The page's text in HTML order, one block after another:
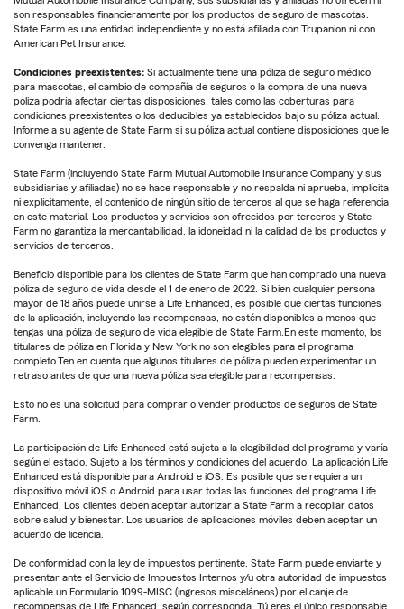
son responsables financieramente por los productos de seguro de mascotas.
State Farm es una entidad independiente y no está afiliada con Trupanion ni con
American Pet Insurance.
Condiciones preexistentes: Si actualmente tiene una póliza de seguro médico
para mascotas, el cambio de compañía de seguros o la compra de una nueva
póliza podría afectar ciertas disposiciones, tales como las coberturas para
condiciones preexistentes o los deducibles ya establecidos bajo su póliza actual.
Informe a su agente de State Farm si su póliza actual contiene disposiciones que le
convenga mantener.
State Farm (incluyendo State Farm Mutual Automobile Insurance Company y sus
subsidiarias y afiliadas) no se hace responsable y no respalda ni aprueba, implícita
ni explícitamente, el contenido de ningún sitio de terceros al que se haga referencia
en este material. Los productos y servicios son ofrecidos por terceros y State
Farm no garantiza la mercantabilidad, la idoneidad ni la calidad de los productos y
servicios de terceros.
Beneficio disponible para los clientes de State Farm que han comprado una nueva
póliza de seguro de vida desde el 1 de enero de 2022. Si bien cualquier persona
mayor de 18 años puede unirse a Life Enhanced, es posible que ciertas funciones
de la aplicación, incluyendo las recompensas, no estén disponibles a menos que
tengas una póliza de seguro de vida elegible de State Farm.En este momento, los
titulares de póliza en Florida y New York no son elegibles para el programa
completo.Ten en cuenta que algunos titulares de póliza pueden experimentar un
retraso antes de que una nueva póliza sea elegible para recompensas.
Esto no es una solicitud para comprar o vender productos de seguros de State
Farm.
La participación de Life Enhanced está sujeta a la elegibilidad del programa y varía
según el estado. Sujeto a los términos y condiciones del acuerdo. La aplicación Life
Enhanced está disponible para Android e iOS. Es posible que se requiera un
dispositivo móvil iOS o Android para usar todas las funciones del programa Life
Enhanced. Los clientes deben aceptar autorizar a State Farm a recopilar datos
sobre salud y bienestar. Los usuarios de aplicaciones móviles deben aceptar un
acuerdo de licencia.
De conformidad con la ley de impuestos pertinente, State Farm puede enviarte y
presentar ante el Servicio de Impuestos Internos y/u otra autoridad de impuestos
aplicable un Formulario 1099-MISC (ingresos misceláneos) por el canje de
recompensas de Life Enhanced, según corresponda. Tú eres el único responsable